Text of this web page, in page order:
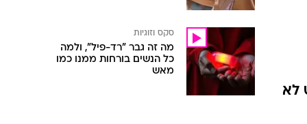
לא
סקס וזוגיות
מה זה גבר "רד-פיל", ולמה
כל הנשים בורחות ממנו כמו
מאש